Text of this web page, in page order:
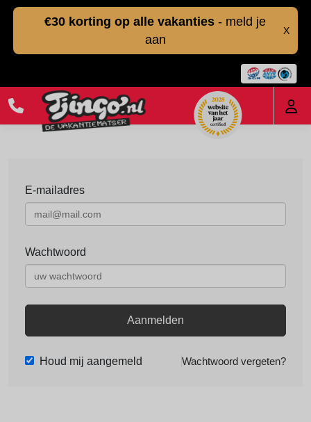
€30 korting op alle vakanties - meld je
aan
X
E-mailadres
Wachtwoord
Aanmelden
Houd mij aangemeld Wachtwoord vergeten?